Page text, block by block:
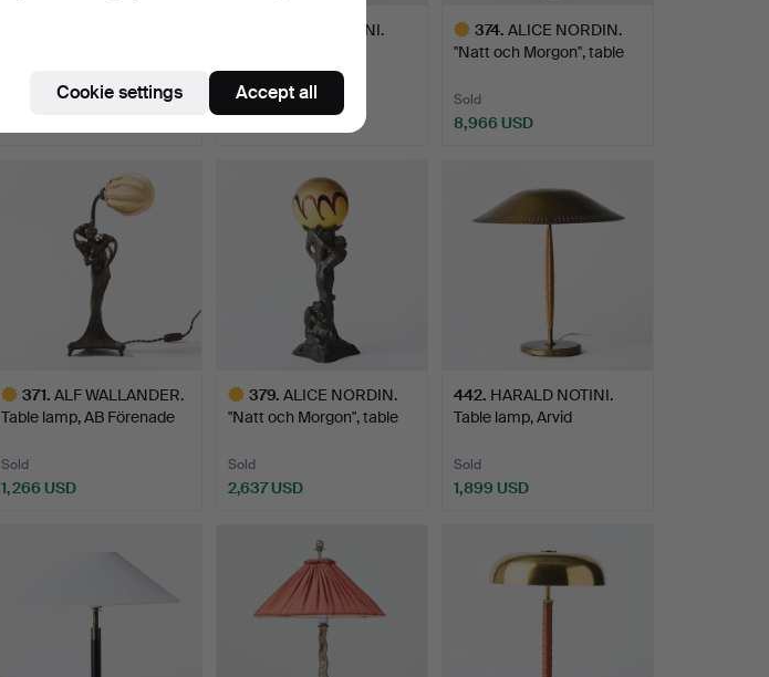
HARALD NOTINI.
Böhlmarks…
Sold
374. ALICE NORDIN.
"Natt och Morgon", table
Sold
8,966 USD
371. ALF WALLANDER.
Table lamp, AB Förenade
Sold
1,266 USD
379. ALICE NORDIN.
"Natt och Morgon", table
Sold
2,637 USD
442. HARALD NOTINI.
Table lamp, Arvid
Sold
1,899 USD
Cookie settings Accept all